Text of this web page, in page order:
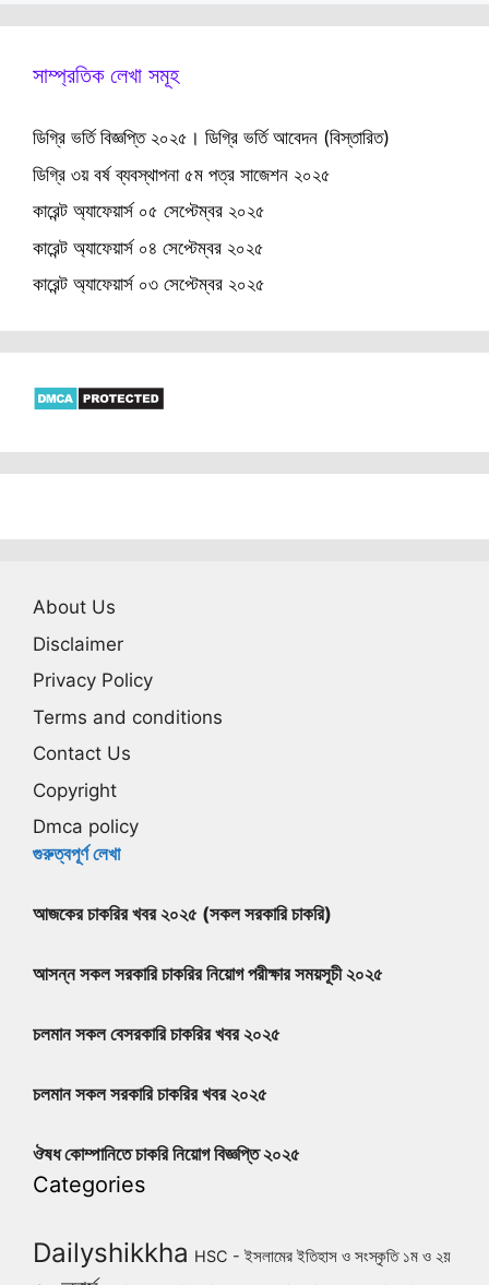
সাম্প্রতিক লেখা সমূহ
ডিগ্রি ভর্তি বিজ্ঞপ্তি ২০২৫। ডিগ্রি ভর্তি আবেদন (বিস্তারিত)
ডিগ্রি ৩য় বর্ষ ব্যবস্থাপনা ৫ম পত্র সাজেশন ২০২৫
কারেন্ট অ্যাফেয়ার্স ০৫ সেপ্টেম্বর ২০২৫
কারেন্ট অ্যাফেয়ার্স ০৪ সেপ্টেম্বর ২০২৫
কারেন্ট অ্যাফেয়ার্স ০৩ সেপ্টেম্বর ২০২৫
About Us
Disclaimer
Privacy Policy
Terms and conditions
Contact Us
Copyright
Dmca policy
গুরুত্বপূর্ণ লেখা
আজকের চাকরির খবর ২০২৫ (সকল সরকারি চাকরি)
আসন্ন সকল সরকারি চাকরির নিয়োগ পরীক্ষার সময়সূচী ২০২৫
চলমান সকল বেসরকারি চাকরির খবর ২০২৫
চলমান সকল সরকারি চাকরির খবর ২০২৫
ঔষধ কোম্পানিতে চাকরি নিয়োগ বিজ্ঞপ্তি ২০২৫
Categories
Dailyshikkha HSC - ইসলামের ইতিহাস ও সংস্কৃতি ১ম ও ২য়